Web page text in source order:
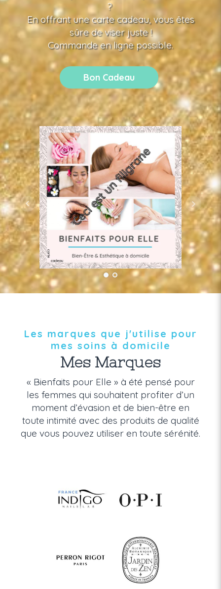
?
En offrant une carte cadeau, vous êtes
sûre de viser juste !
Commande en ligne possible.
Bon Cadeau
Les marques que j'utilise pour
mes soins à domicile
Mes Marques
« Bienfaits pour Elle » à été pensé pour
les femmes qui souhaitent profiter d’un
moment d’évasion et de bien-être en
toute intimité avec des produits de qualité
que vous pouvez utiliser en toute sérénité.